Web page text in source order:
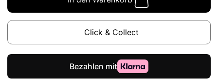
Click & Collect